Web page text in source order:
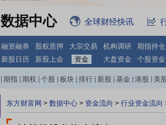
数据中心 全球财经快讯
融资融券 股权质押 大宗交易 机构调研 期指持仓
新股日历 新股上会 资金 大盘资金 个股资金
期指 期权 个股 板块 排行 新股 基金 港股 美
东方财富网 > 数据中心 > 资金流向 > 行业资金流向